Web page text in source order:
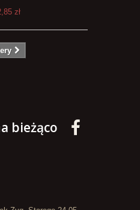
zł
bieżąco